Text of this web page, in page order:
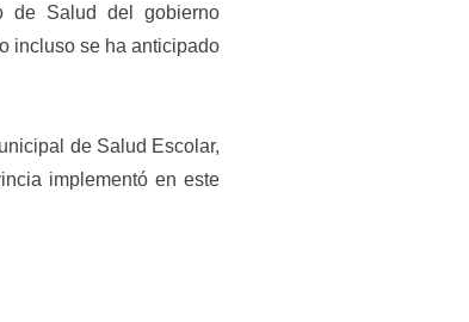
de Salud del gobierno
incluso se ha anticipado
de Salud Escolar,
implementó en este